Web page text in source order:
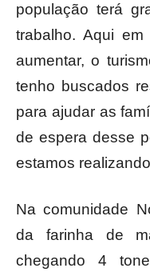
população terá
trabalho. Aqui
aumentar, o
tenho buscados
para ajudar as
de espera desse
estamos
Na comunidade
da farinha de
chegando 4